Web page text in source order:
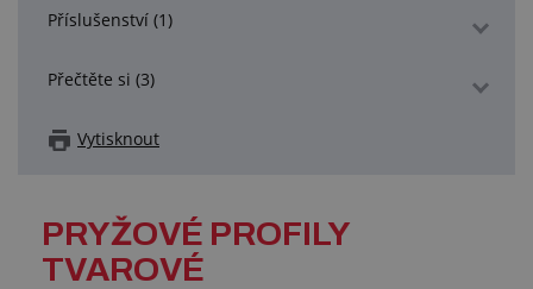
Příslušenství (1)
Přečtěte si (3)
Vytisknout
PRYŽOVÉ PROFILY
TVAROVÉ